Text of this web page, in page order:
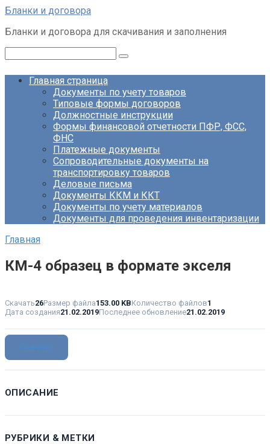
Перейти
контенту
Бланки и договора
Бланки и договора для скачивания и заполнения
Главная страница
Документы по учету товаров
Типовые формы договоров
Должностные инструкции
Формы финансовой отчетности ПФР, ФСС,
ФНС
Платежные документы
Сопроводительные документы на
транспортировку товаров
Деловые письма
Документы ККМ и ККТ
Документы по учету материалов
Документы для проведения инвентаризации
Главная
КМ-4 образец в формате экселя
Скачать26Размер файла153.00 KBКоличество файлов1
Дата создания21.02.2019Последнее обновление21.02.2019
Скачать
ОПИСАНИЕ
РУБРИКИ & МЕТКИ